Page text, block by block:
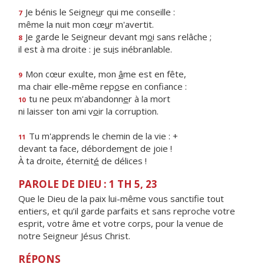
7 Je bénis le Seigneur qui me conseille :
même la nuit mon cœur m'avertit.
8 Je garde le Seigneur devant moi sans relâche ;
il est à ma droite : je suis inébranlable.
9 Mon cœur exulte, mon âme est en fête,
ma chair elle-même repose en confiance :
10 tu ne peux m'abandonner à la mort
ni laisser ton ami voir la corruption.
11 Tu m'apprends le chemin de la vie : +
devant ta face, débordement de joie !
À ta droite, éternité de délices !
PAROLE DE DIEU : 1 TH 5, 23
Que le Dieu de la paix lui-même vous sanctifie tout
entiers, et qu’il garde parfaits et sans reproche votre
esprit, votre âme et votre corps, pour la venue de
notre Seigneur Jésus Christ.
RÉPONS